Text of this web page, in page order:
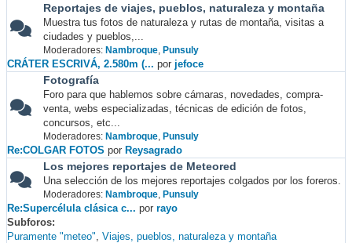
Reportajes de viajes, pueblos, naturaleza y montaña
Muestra tus fotos de naturaleza y rutas de montaña, visitas a
ciudades y pueblos,...
Moderadores: Nambroque, Punsuly
CRÁTER ESCRIVÁ, 2.580m (... por jefoce
Fotografía
Foro para que hablemos sobre cámaras, novedades, compra-
venta, webs especializadas, técnicas de edición de fotos,
concursos, etc...
Moderadores: Nambroque, Punsuly
Re:COLGAR FOTOS por Reysagrado
Los mejores reportajes de Meteored
Una selección de los mejores reportajes colgados por los foreros.
Moderadores: Nambroque, Punsuly
Re:Supercélula clásica c... por rayo
Subforos
Puramente "meteo" Viajes, pueblos, naturaleza y montaña